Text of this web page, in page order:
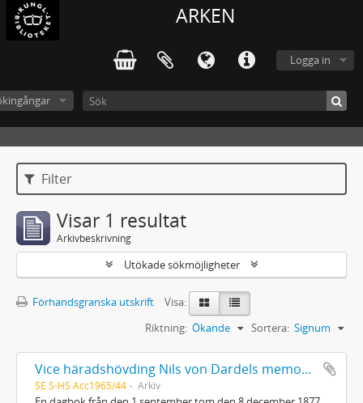
ARKEN
Logga in
Filter
Visar 1 resultat
Arkivbeskrivning
Utökade sökmöjligheter
Förhandsgranska utskrift
Visa:
Sortera: Signum
Riktning: Ökande
Vice häradshövding Nils von Dardels memoarer
SE S-HS Acc1965/44 Arkiv